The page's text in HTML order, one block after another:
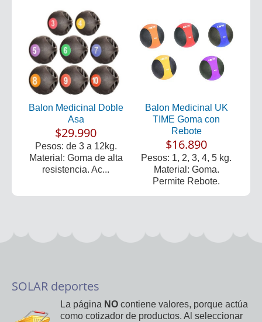
Balon Medicinal Doble
Asa
$29.990
Pesos: de 3 a 12kg.
Material: Goma de alta
resistencia. Ac...
Balon Medicinal UK
TIME Goma con
Rebote
$16.890
Pesos: 1, 2, 3, 4, 5 kg.
Material: Goma.
Permite Rebote.
SOLAR deportes
La página NO contiene valores, porque actúa
como cotizador de productos. Al seleccionar